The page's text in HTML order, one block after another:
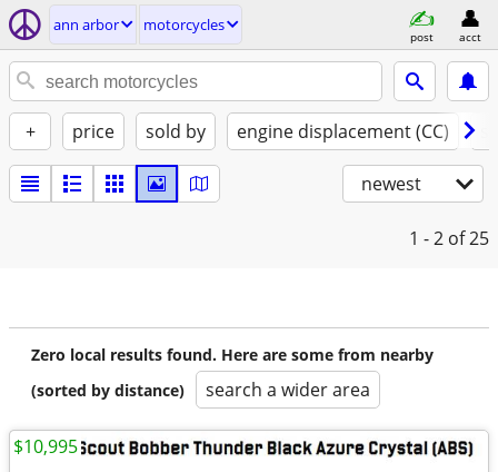
ann arbor motorcycles
post acct
+ price sold by engine displacement (CC)
newest
1 - 2 of 25
Zero local results found. Here are some from nearby
(sorted by distance)
search a wider area
$10,995